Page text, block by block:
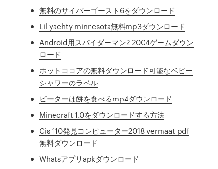
無料のサイバーゴースト6をダウンロード
Lil yachty minnesota無料mp3ダウンロード
Android用スパイダーマン2 2004ゲームダウン
ロード
ホットココアの無料ダウンロード可能なベビー
シャワーのラベル
ピーターは餅を食べるmp4ダウンロード
Minecraft 1.0をダウンロードする方法
Cis 110発見コンピューター2018 vermaat pdf
無料ダウンロード
Whatsアプリapkダウンロード